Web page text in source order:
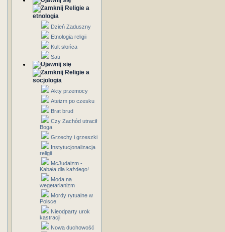
Religie a
etnologia
Dzień Zaduszny
Etnologia religii
Kult słońca
Sati
Religie a
socjologia
Akty przemocy
Ateizm po czesku
Brat brud
Czy Zachód utracił
Boga
Grzechy i grzeszki
Instytucjonalizacja
religii
McJudaizm -
Kabała dla każdego!
Moda na
wegetarianizm
Mordy rytualne w
Polsce
Nieodparty urok
kastracji
Nowa duchowość